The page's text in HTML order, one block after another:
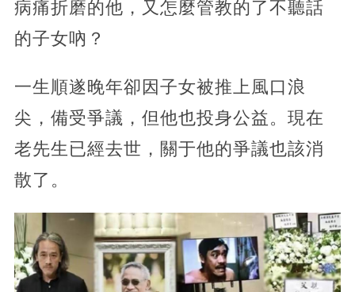
病痛折磨的他，又怎麼管教的了不聽話
的子女吶？
一生順遂晚年卻因子女被推上風口浪
尖，備受爭議，但他也投身公益。現在
老先生已經去世，關于他的爭議也該消
散了。